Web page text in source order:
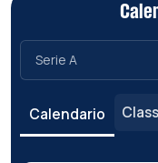
Calendario